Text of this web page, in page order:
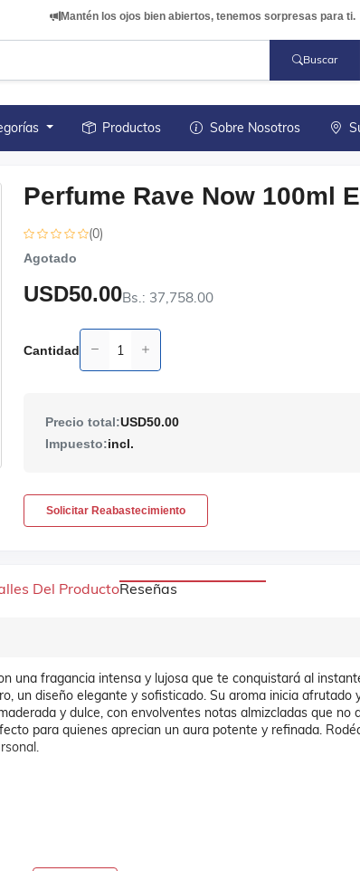
Mantén los ojos bien abiertos, tenemos sorpresas para ti.
Buscar
Productos Sobre Nosotros
Perfume Rave Now 100ml
(0)
Agotado
USD50.00Bs.: 37,758.00
Cantidad
Precio total:USD50.00
Impuesto:incl.
Solicitar Reabastecimiento
Del ProductoReseñas
una fragancia intensa y lujosa que te conquistará al
un diseño elegante y sofisticado. Su aroma inicia afrutado
y dulce, con envolventes notas almizcladas que no
para quienes aprecian un aura potente y refinada.